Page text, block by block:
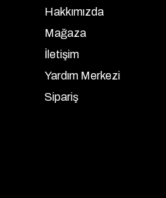
Hakkımızda
Mağaza
İletişim
Yardım Merkezi
Sipariş